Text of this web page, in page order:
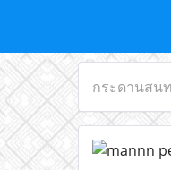
กระดานสน